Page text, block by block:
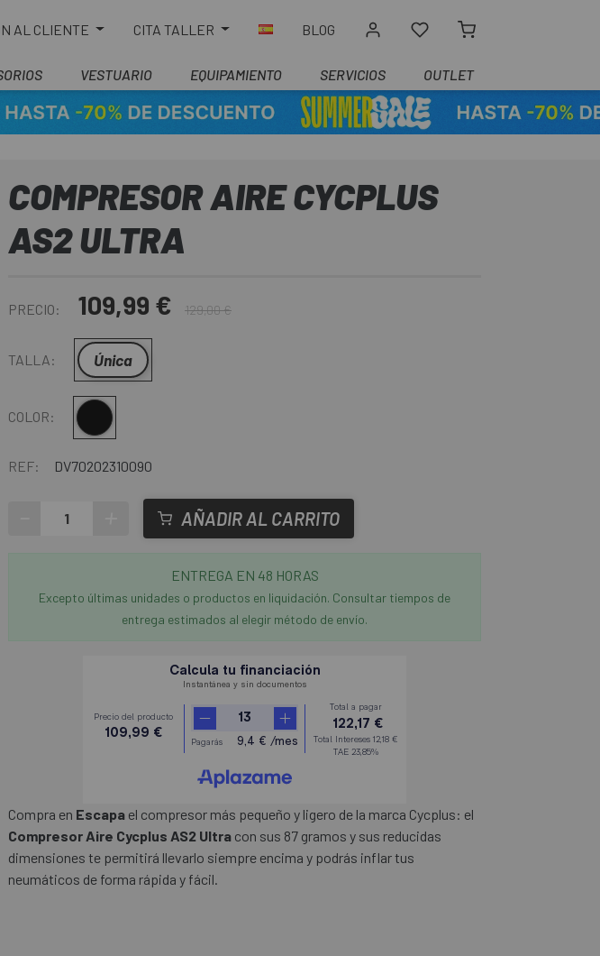
AL CLIENTE CITA TALLER BLOG
VESTUARIO EQUIPAMIENTO SERVICIOS OUTLET
COMPRESOR AIRE CYCPLUS
AS2 ULTRA
PRECIO: 109,99 € 129,00 €
TALLA: Única
COLOR: Negro
REF: DV70202310090
AÑADIR AL CARRITO
ENTREGA EN 48 HORAS
Excepto últimas unidades o productos en liquidación. Consultar tiempos de
entrega estimados al elegir método de envío.
Compra en Escapa el compresor más pequeño y ligero de la marca Cycplus: el
Compresor Aire Cycplus AS2 Ultra con sus 87 gramos y sus reducidas
dimensiones te permitirá llevarlo siempre encima y podrás inflar tus
neumáticos de forma rápida y fácil.